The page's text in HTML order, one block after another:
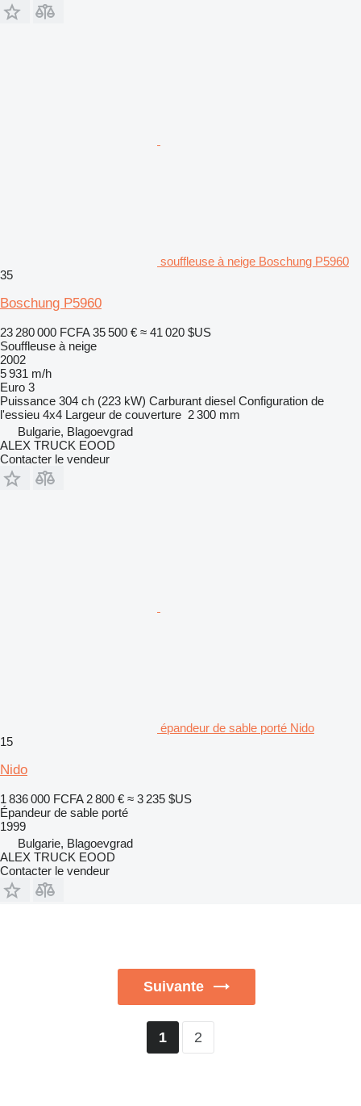
souffleuse à neige Boschung P5960
35
Boschung P5960
23 280 000 FCFA 35 500 € ≈ 41 020 $US
Souffleuse à neige
2002
5 931 m/h
Euro 3
Puissance 304 ch (223 kW) Carburant diesel Configuration de
l'essieu 4x4 Largeur de couverture 2 300 mm
Bulgarie, Blagoevgrad
ALEX TRUCK EOOD
Contacter le vendeur
épandeur de sable porté Nido
15
Nido
1 836 000 FCFA 2 800 € ≈ 3 235 $US
Épandeur de sable porté
1999
Bulgarie, Blagoevgrad
ALEX TRUCK EOOD
Contacter le vendeur
Suivante
1 2